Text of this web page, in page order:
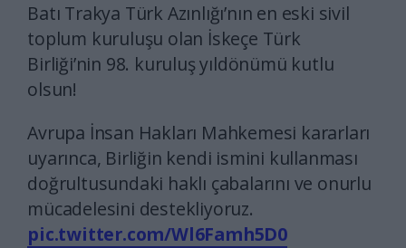
Batı Trakya Türk Azınlığı’nın en eski sivil
toplum kuruluşu olan İskeçe Türk
Birliği’nin 98. kuruluş yıldönümü kutlu
olsun!
Avrupa İnsan Hakları Mahkemesi kararları
uyarınca, Birliğin kendi ismini kullanması
doğrultusundaki haklı çabalarını ve onurlu
mücadelesini destekliyoruz.
pic.twitter.com/Wl6Famh5D0